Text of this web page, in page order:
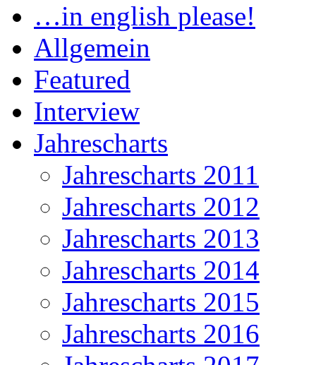
…in english please!
Allgemein
Featured
Interview
Jahrescharts
Jahrescharts 2011
Jahrescharts 2012
Jahrescharts 2013
Jahrescharts 2014
Jahrescharts 2015
Jahrescharts 2016